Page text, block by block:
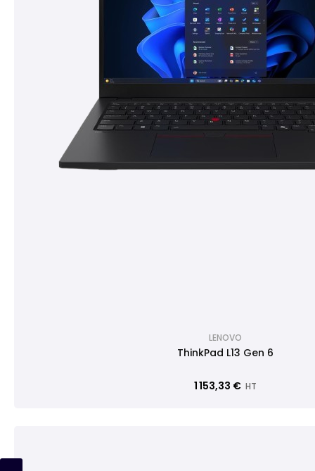
LENOVO
ThinkPad L13 Gen 6
1 153,33 € HT